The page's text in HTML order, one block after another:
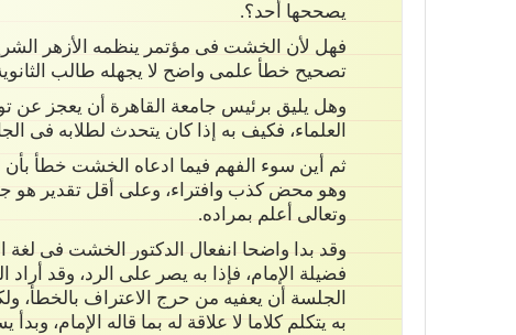
يصححها أحد؟.
فهل لأن الخشت فى مؤتمر ينظمه الأزهر
تصحيح خطأ علمى واضح لا يجهله طالب
وهل يليق برئيس جامعة القاهرة أن يعجز عن
العلماء، فكيف به إذا كان يتحدث لطلابه فى
ثم أين سوء الفهم فيما ادعاه الخشت خطأ بأن
وهو محض كذب وافتراء، وعلى أقل تقدير هو
وتعالى أعلم بمراده.
وقد بدا واضحا انفعال الدكتور الخشت فى لغة
فضيلة الإمام، فإذا به يصر على الرد، وقد
الجلسة أن يعفيه من حرج الاعتراف بالخطأ،
به يتكلم كلاما لا علاقة له بما قاله الإمام،